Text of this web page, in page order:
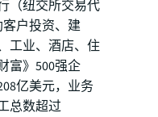
（纽交所交易代
户投资、建
工业、酒店、住
富》500强企
亿美元，业务
总数超过